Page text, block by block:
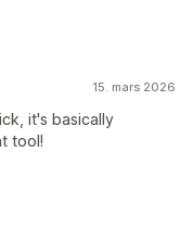
15. mars 2026
it's basically
tool!